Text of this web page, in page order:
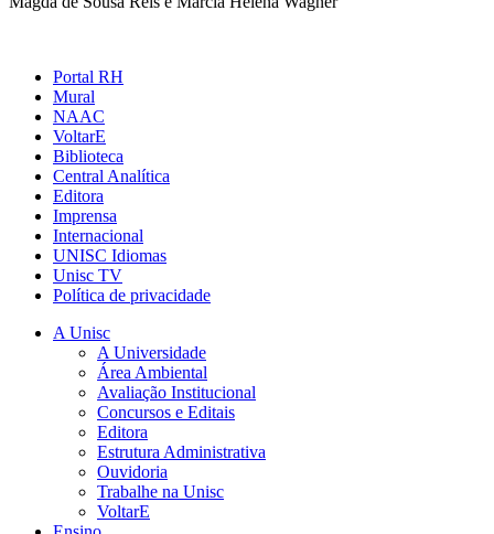
Portal RH
Mural
NAAC
VoltarE
Biblioteca
Central Analítica
Editora
Imprensa
Internacional
UNISC Idiomas
Unisc TV
Política de privacidade
A Unisc
A Universidade
Área Ambiental
Avaliação Institucional
Concursos e Editais
Editora
Estrutura Administrativa
Ouvidoria
Trabalhe na Unisc
VoltarE